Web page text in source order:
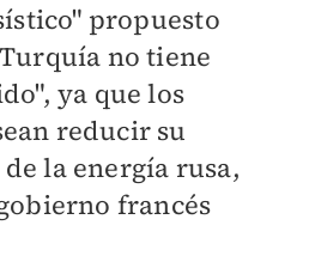
propuesto
no tiene
ya que los
reducir su
la energía rusa,
francés